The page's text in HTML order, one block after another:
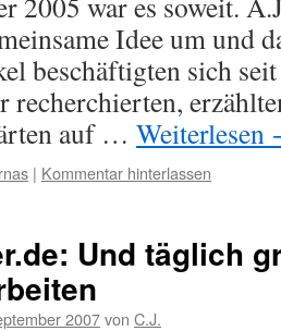
Idee um und
beschäftigten sich
recherchierten,
auf … Weiterlesen
| Kommentar hinterlassen
Und täglich
2007von C.J.